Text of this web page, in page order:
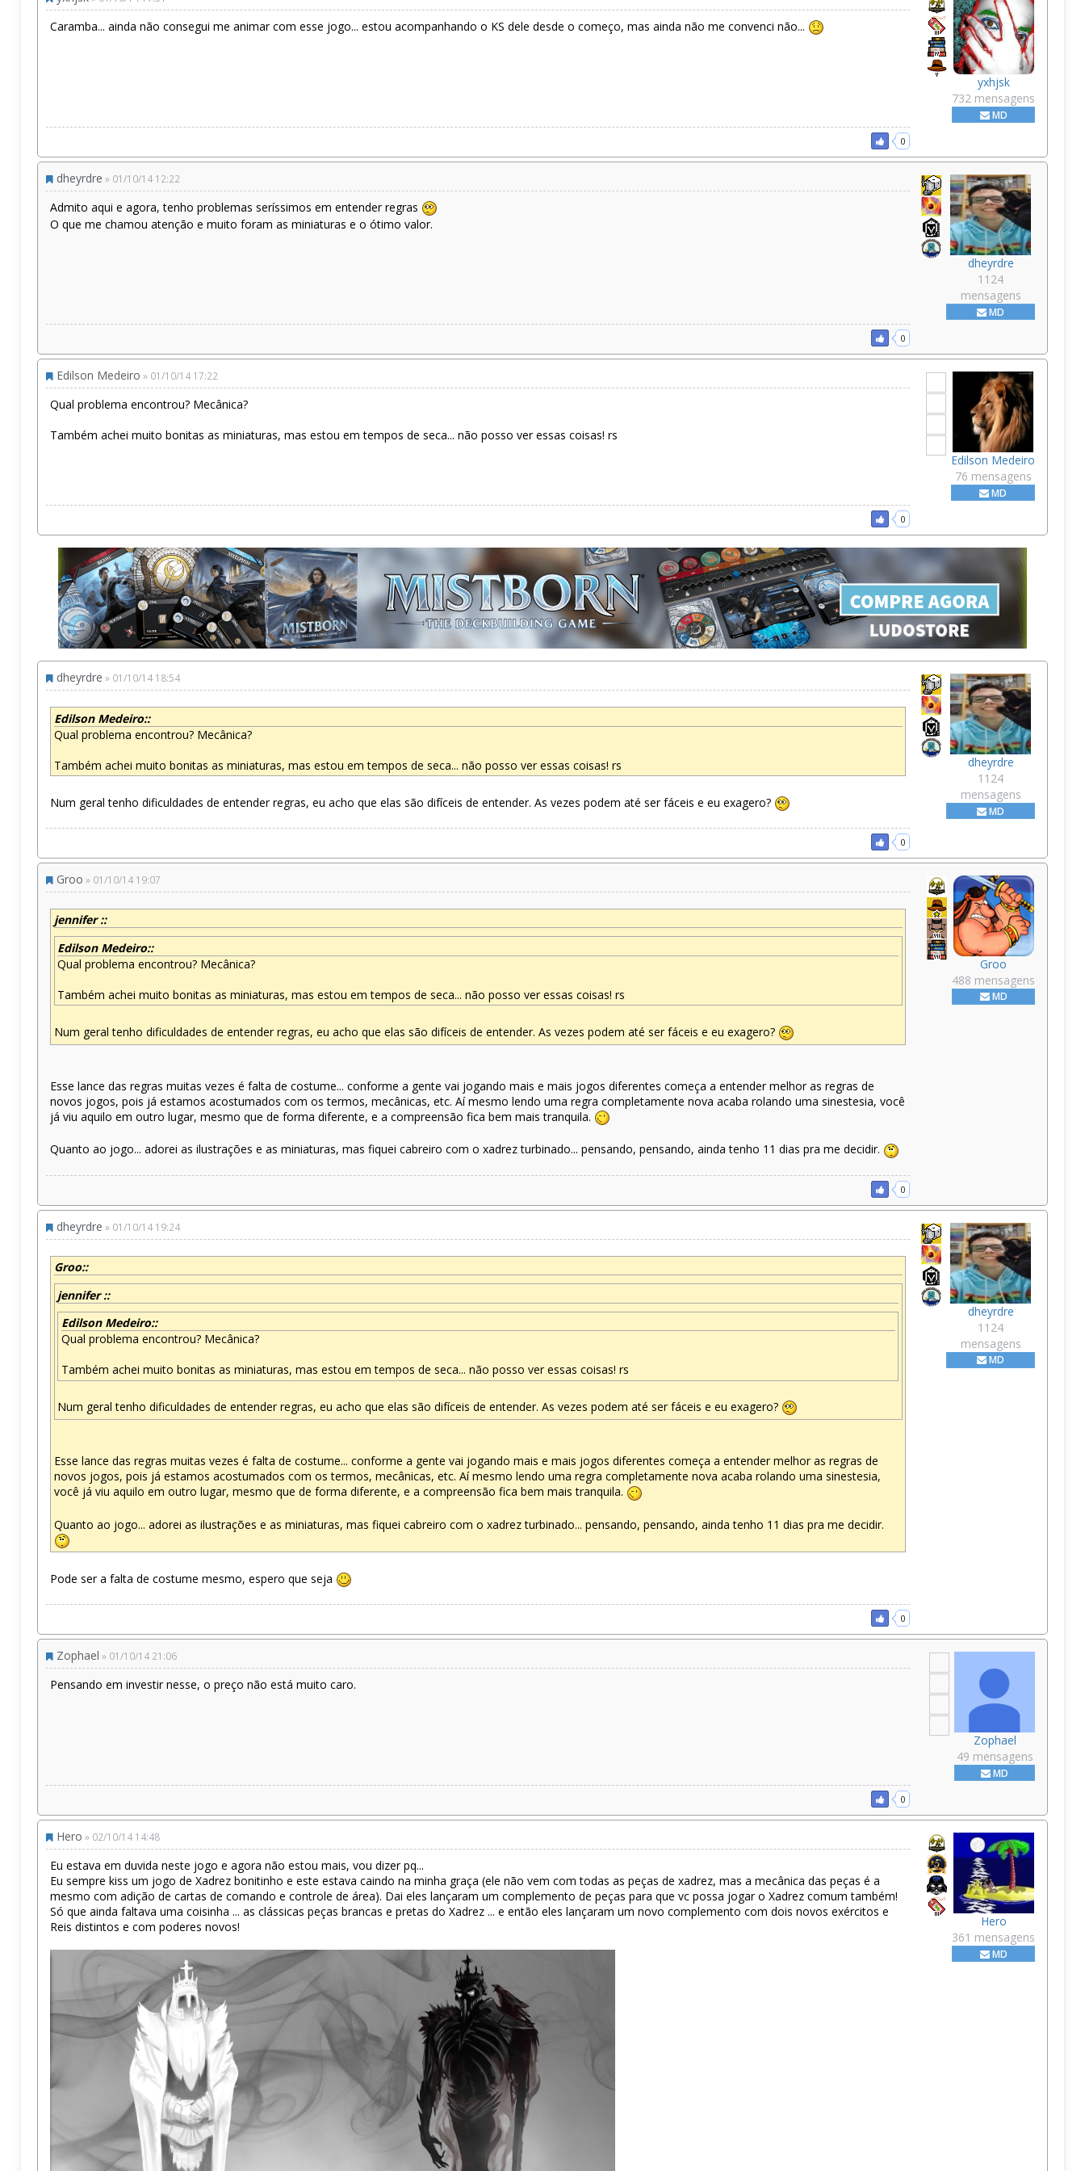
yxhjsk
732 mensagens
MD
Caramba... ainda não consegui me animar com esse jogo... estou acompanhando o KS dele desde o começo, mas ainda não me convenci não...
0
dheyrdre
1124
mensagens
MD
dheyrdre » 01/10/14 12:22
Admito aqui e agora, tenho problemas seríssimos em entender regras
O que me chamou atenção e muito foram as miniaturas e o ótimo valor.
0
Edilson Medeiro
76 mensagens
MD
Edilson Medeiro » 01/10/14 17:22
Qual problema encontrou? Mecânica?
Também achei muito bonitas as miniaturas, mas estou em tempos de seca... não posso ver essas coisas! rs
0
dheyrdre
1124
mensagens
MD
dheyrdre » 01/10/14 18:54
Edilson Medeiro::
Qual problema encontrou? Mecânica?
Também achei muito bonitas as miniaturas, mas estou em tempos de seca... não posso ver essas coisas! rs
Num geral tenho dificuldades de entender regras, eu acho que elas são difíceis de entender. As vezes podem até ser fáceis e eu exagero?
0
Groo
488 mensagens
MD
Groo » 01/10/14 19:07
jennifer ::
Edilson Medeiro::
Qual problema encontrou? Mecânica?
Também achei muito bonitas as miniaturas, mas estou em tempos de seca... não posso ver essas coisas! rs
Num geral tenho dificuldades de entender regras, eu acho que elas são difíceis de entender. As vezes podem até ser fáceis e eu exagero?
Esse lance das regras muitas vezes é falta de costume... conforme a gente vai jogando mais e mais jogos diferentes começa a entender melhor as regras de
novos jogos, pois já estamos acostumados com os termos, mecânicas, etc. Aí mesmo lendo uma regra completamente nova acaba rolando uma sinestesia, você
já viu aquilo em outro lugar, mesmo que de forma diferente, e a compreensão fica bem mais tranquila.
Quanto ao jogo... adorei as ilustrações e as miniaturas, mas fiquei cabreiro com o xadrez turbinado... pensando, pensando, ainda tenho 11 dias pra me decidir.
0
dheyrdre
1124
mensagens
MD
dheyrdre » 01/10/14 19:24
Groo::
jennifer ::
Edilson Medeiro::
Qual problema encontrou? Mecânica?
Também achei muito bonitas as miniaturas, mas estou em tempos de seca... não posso ver essas coisas! rs
Num geral tenho dificuldades de entender regras, eu acho que elas são difíceis de entender. As vezes podem até ser fáceis e eu exagero?
Esse lance das regras muitas vezes é falta de costume... conforme a gente vai jogando mais e mais jogos diferentes começa a entender melhor as regras de
novos jogos, pois já estamos acostumados com os termos, mecânicas, etc. Aí mesmo lendo uma regra completamente nova acaba rolando uma sinestesia,
você já viu aquilo em outro lugar, mesmo que de forma diferente, e a compreensão fica bem mais tranquila.
Quanto ao jogo... adorei as ilustrações e as miniaturas, mas fiquei cabreiro com o xadrez turbinado... pensando, pensando, ainda tenho 11 dias pra me decidir.
Pode ser a falta de costume mesmo, espero que seja
0
Zophael
49 mensagens
MD
Zophael » 01/10/14 21:06
Pensando em investir nesse, o preço não está muito caro.
0
Hero
361 mensagens
MD
Hero » 02/10/14 14:48
Eu estava em duvida neste jogo e agora não estou mais, vou dizer pq...
Eu sempre kiss um jogo de Xadrez bonitinho e este estava caindo na minha graça (ele não vem com todas as peças de xadrez, mas a mecânica das peças é a
mesmo com adição de cartas de comando e controle de área). Dai eles lançaram um complemento de peças para que vc possa jogar o Xadrez comum também!
Só que ainda faltava uma coisinha ... as clássicas peças brancas e pretas do Xadrez ... e então eles lançaram um novo complemento com dois novos exércitos e
Reis distintos e com poderes novos!